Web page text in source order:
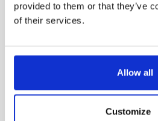
provided to them or that they’ve
of their services.
Allow all
Customize
61000-
401